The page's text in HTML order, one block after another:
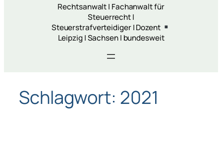
Rechtsanwalt | Fachanwalt für
Steuerrecht |
Steuerstrafverteidiger | Dozent
Leipzig | Sachsen | bundesweit
Schlagwort: 2021